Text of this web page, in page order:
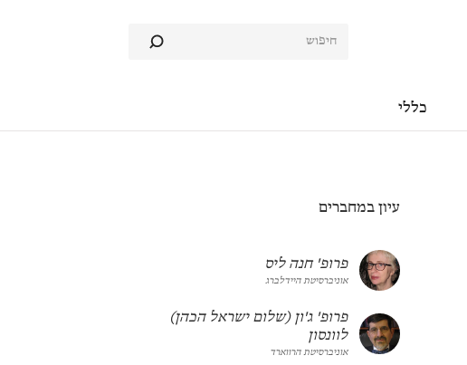
כללי
עיון במחברים
פרופ' חנה ליס
אוניברסיטת היידלברג
פרופ' ג'ון (שלום ישראל הכהן)
לוונסון
אוניברסיטת הרווארד